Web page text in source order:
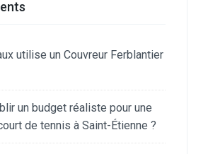
utilise un Couvreur Ferblantier
un budget réaliste pour une
de tennis à Saint-Étienne ?